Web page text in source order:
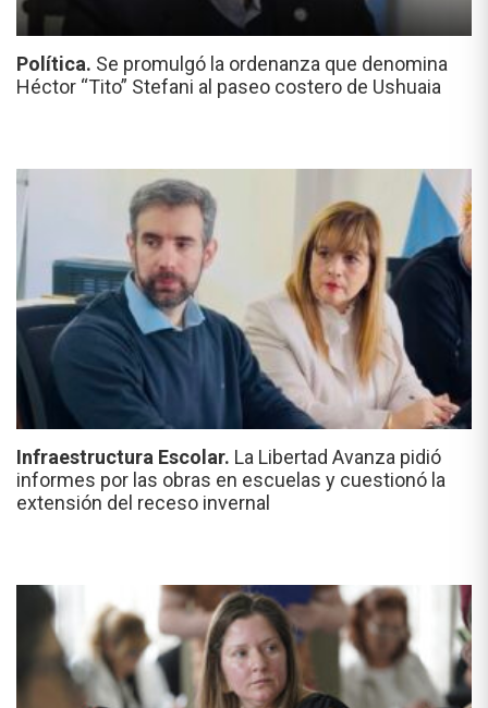
Política. Se promulgó la ordenanza que denomina
Héctor “Tito” Stefani al paseo costero de Ushuaia
Infraestructura Escolar. La Libertad Avanza pidió
informes por las obras en escuelas y cuestionó la
extensión del receso invernal